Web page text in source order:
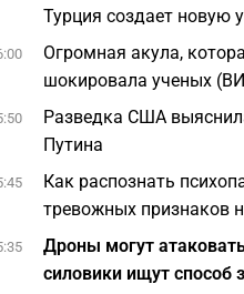
Турция создает новую
Огромная акула,
шокировала ученых
Разведка США
Путина
Как распознать
тревожных признаков
Дроны могут
силовики ищут способ